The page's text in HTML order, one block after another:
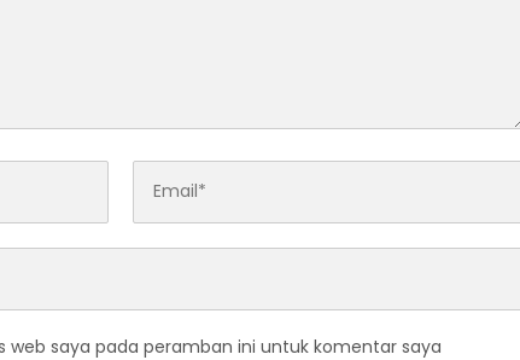
web saya pada peramban ini untuk komentar saya